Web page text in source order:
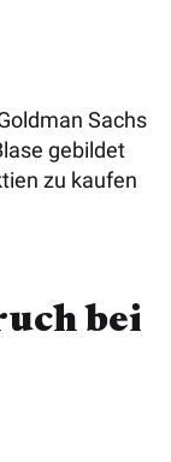
Sachs
gebildet
zu kaufen
bei